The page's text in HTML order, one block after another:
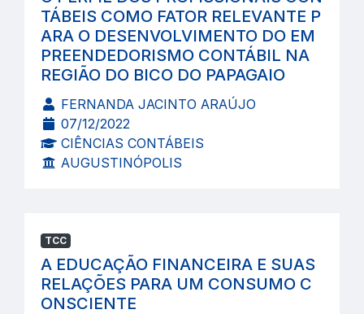
TÁBEIS COMO FATOR RELEVANTE P
ARA O DESENVOLVIMENTO DO EM
PREENDEDORISMO CONTÁBIL NA
REGIÃO DO BICO DO PAPAGAIO
FERNANDA JACINTO ARAÚJO
07/12/2022
CIÊNCIAS CONTÁBEIS
AUGUSTINÓPOLIS
TCC
A EDUCAÇÃO FINANCEIRA E SUAS
RELAÇÕES PARA UM CONSUMO C
ONSCIENTE